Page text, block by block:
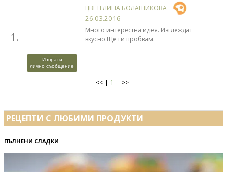
1.
Изпрати
лично съобщение
ЦВЕТЕЛИНА БОЛАШИКОВА
26.03.2016
Много интерестна идея. Изглеждат
вкусно.Ще ги пробвам.
<< 1 >>
РЕЦЕПТИ С ЛЮБИМИ ПРОДУКТИ
ПЪЛНЕНИ СЛАДКИ